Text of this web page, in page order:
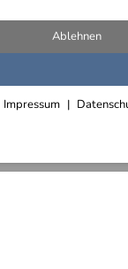
Ablehnen
Impressum